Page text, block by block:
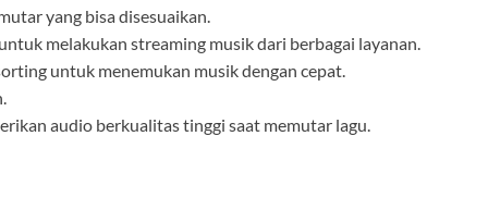
yang bisa disesuaikan.
melakukan streaming musik dari berbagai layanan.
untuk menemukan musik dengan cepat.
audio berkualitas tinggi saat memutar lagu.